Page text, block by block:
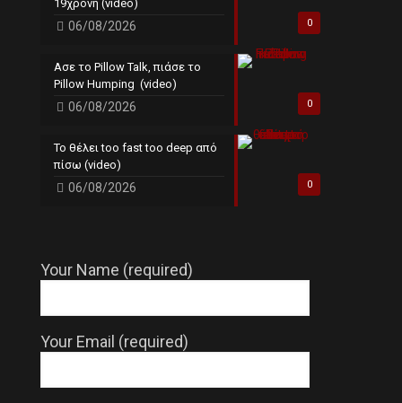
0
19χρονη (video)
06/08/2026
0
Ασε το Pillow Talk, πιάσε το
Pillow Humping (video)
06/08/2026
0
Το θέλει too fast too deep από
πίσω (video)
06/08/2026
Your Name (required)
Your Email (required)